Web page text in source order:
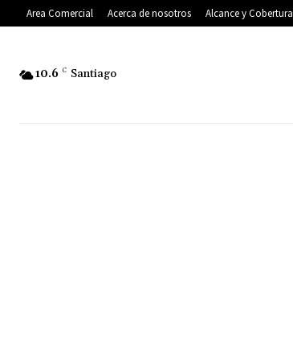
Area Comercial Acerca de nosotros Alcance y Cobertura
10.6 C Santiago